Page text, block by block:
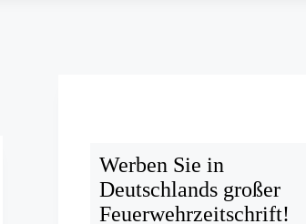
Werben Sie in
Deutschlands großer
Feuerwehrzeitschrift!